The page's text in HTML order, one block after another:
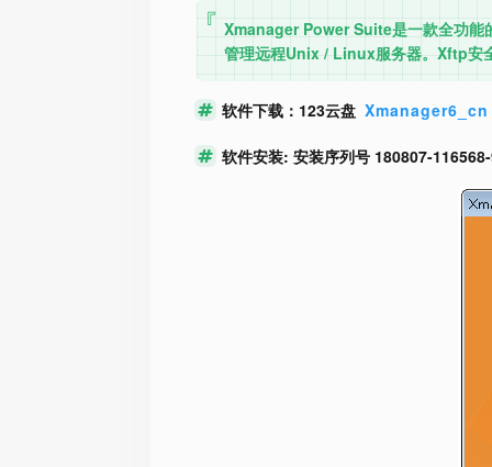
Xmanager Power Suite是一款全功
管理远程Unix / Linux服务器。Xftp安
软件下载：123云盘 Xmanager6_cn
软件安装: 安装序列号 180807-